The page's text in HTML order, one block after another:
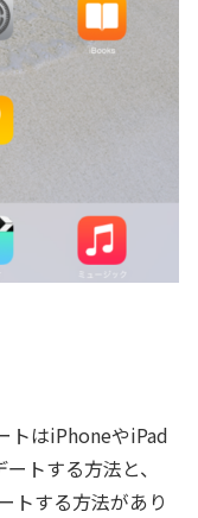
トはiPhoneやiPad
トする方法と、
トする方法があり